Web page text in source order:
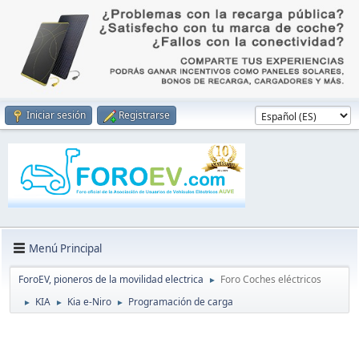
Iniciar sesión Registrarse
Menú Principal
ForoEV, pioneros de la movilidad electrica ► Foro Coches eléctricos
► KIA ► Kia e-Niro ► Programación de carga